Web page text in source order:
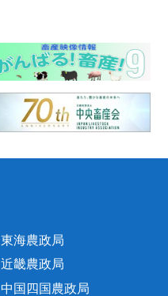
東海農政局
近畿農政局
中国四国農政局